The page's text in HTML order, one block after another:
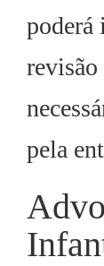
poderá
pela